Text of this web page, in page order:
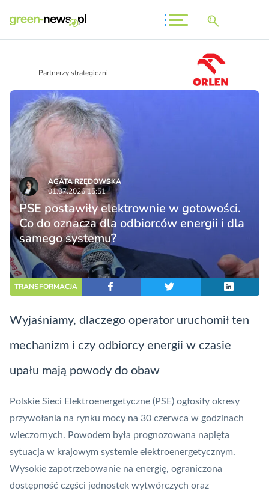
Partnerzy strategiczni
AGATA RZĘDOWSKA
01.07.2026 15:51
PSE postawiły elektrownie w gotowości.
Co do oznacza dla odbiorców energii i dla
samego systemu?
TRANSFORMACJA
Wyjaśniamy, dlaczego operator uruchomił ten
mechanizm i czy odbiorcy energii w czasie
upału mają powody do obaw
Polskie Sieci Elektroenergetyczne (PSE) ogłosiły okresy
przywołania na rynku mocy na 30 czerwca w godzinach
wieczornych. Powodem była prognozowana napięta
sytuacja w krajowym systemie elektroenergetycznym.
Wysokie zapotrzebowanie na energię, ograniczona
dostępność części jednostek wytwórczych oraz